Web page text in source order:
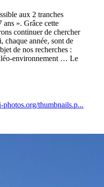
aux 2 tranches
ans ». Grâce cette
continuer de chercher
chaque année, sont de
de nos recherches :
environnement … Le
photos.org/thumbnails.p...